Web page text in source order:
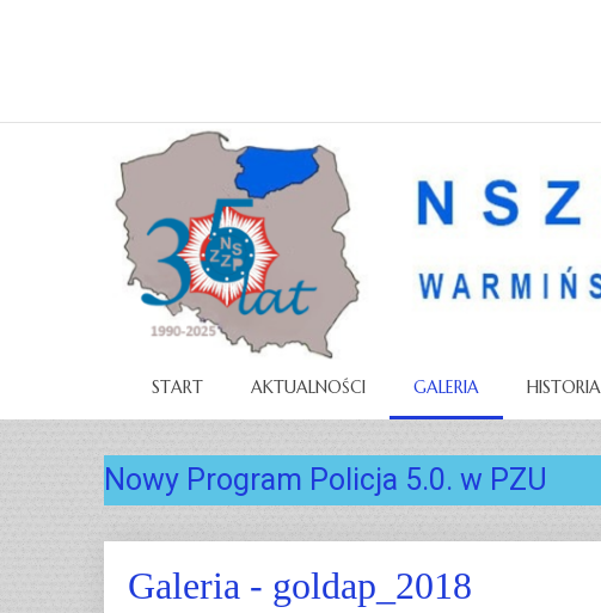
START AKTUALNOŚCI GALERIA HISTORIA
Nowy Program Policja 5.0. w PZU
Galeria - goldap_2018